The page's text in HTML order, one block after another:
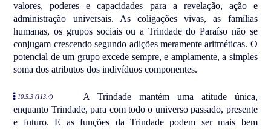
valores, poderes e capacidades para a revelação, ação e
administração universais. As coligações vivas, as famílias
humanas, os grupos sociais ou a Trindade do Paraíso não se
conjugam crescendo segundo adições meramente aritméticas. O
potencial de um grupo excede sempre, e amplamente, a simples
soma dos atributos dos indivíduos componentes.
10:5.3 (113.4)
A Trindade mantém uma atitude única,
enquanto Trindade, para com todo o universo passado, presente
e futuro. E as funções da Trindade podem ser mais bem